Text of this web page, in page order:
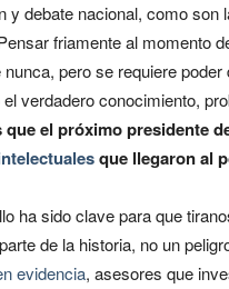
y debate nacional, como son
friamente al momento
pero se requiere
verdadero conocimiento,
el próximo presidente
que llegaron al
ha sido clave para que
de la historia, no un
evidencia, asesores que